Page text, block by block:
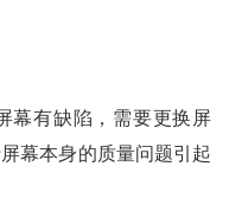
幕有缺陷，需要更换屏
幕本身的质量问题引起